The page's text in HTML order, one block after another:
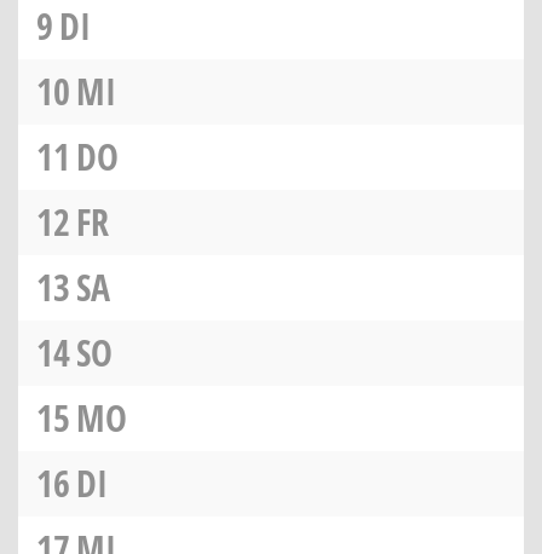
9DI
10MI
11 DO
12FR
13SA
14SO
15MO
16DI